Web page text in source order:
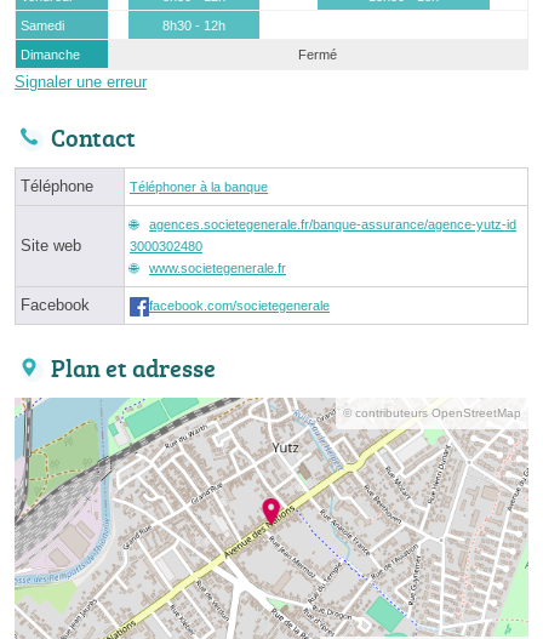
Samedi
8h30 - 12h
Dimanche
Fermé
Signaler une erreur
Contact
Téléphone Téléphoner à la banque
Site web
agences.societegenerale.fr/banque-assurance/agence-yutz-id
3000302480
www.societegenerale.fr
Facebook facebook.com/societegenerale
Plan et adresse
© contributeurs OpenStreetMap